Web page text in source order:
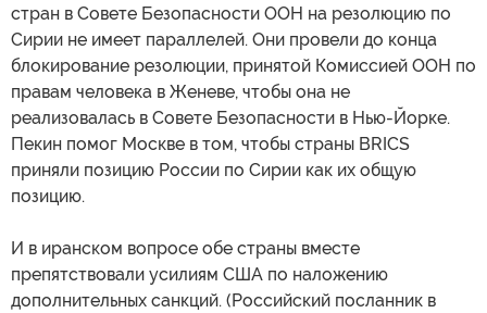
стран в Совете Безопасности ООН на резолюцию по
Сирии не имеет параллелей. Они провели до конца
блокирование резолюции, принятой Комиссией ООН по
правам человека в Женеве, чтобы она не
реализовалась в Совете Безопасности в Нью-Йорке.
Пекин помог Москве в том, чтобы страны BRICS
приняли позицию России по Сирии как их общую
позицию.
И в иранском вопросе обе страны вместе
препятствовали усилиям США по наложению
дополнительных санкций. (Российский посланник в